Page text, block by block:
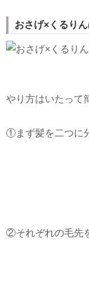
おさげ×くるり
やり方はいたって
①まず髪を二つに
②それぞれの毛先